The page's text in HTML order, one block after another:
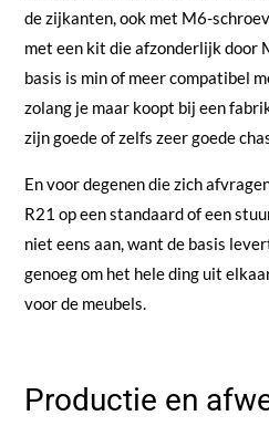
de zijkanten, ook met M6-
met een kit die afzonderlijk door
basis is min of meer compatibel
zolang je maar koopt bij een
zijn goede of zelfs zeer goede
En voor degenen die zich
R21 op een standaard of een
niet eens aan, want de basis
genoeg om het hele ding uit
voor de meubels.
Productie en